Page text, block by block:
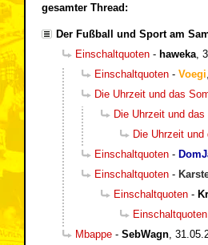
gesamter Thread:
Der Fußball und Sport am
Einschaltquoten - haweka
Einschaltquoten - Voegi
Die Uhrzeit und das
Die Uhrzeit und das
Die Uhrzeit und
Einschaltquoten -
Einschaltquoten -
Einschaltquoten -
Einschaltquoten
Mbappe - SebWagn